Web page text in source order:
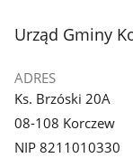
galerii.
stopka
Urząd Gminy
ADRES
Ks. Brzóski 20A
08-108 Korczew
NIP 8211010330